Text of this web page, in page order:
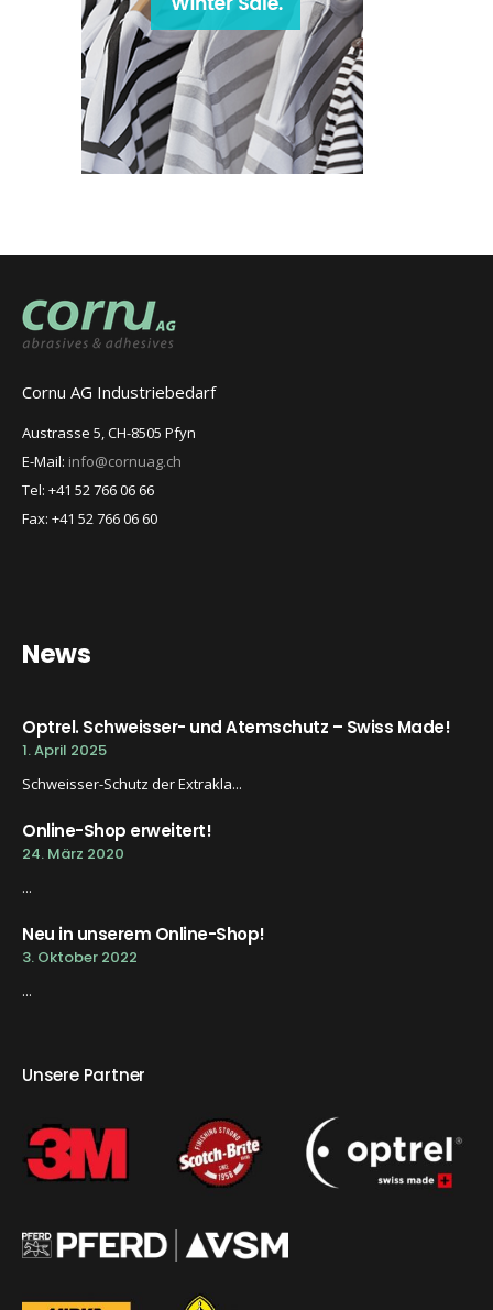
Cornu AG Industriebedarf
Austrasse 5, CH-8505 Pfyn
E-Mail: info@cornuag.ch
Tel: +41 52 766 06 66
Fax: +41 52 766 06 60
News
Optrel. Schweisser- und Atemschutz – Swiss Made!
1. April 2025
Schweisser-Schutz der Extrakla...
Online-Shop erweitert!
24. März 2020
...
Neu in unserem Online-Shop!
3. Oktober 2022
...
Unsere Partner